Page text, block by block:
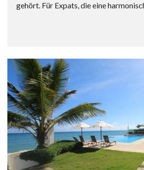
gehört. Für Expats, die eine